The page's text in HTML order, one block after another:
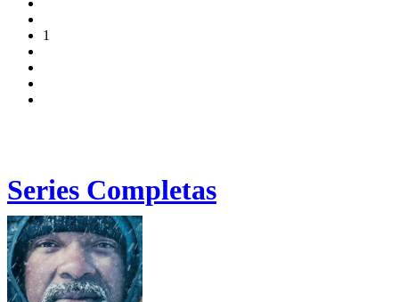
1
Series Completas